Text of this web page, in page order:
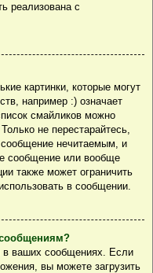
реализована с
картинки, которые могут
например :) означает
смайликов можно
не перестарайтесь,
сообщение нечитаемым, и
сообщение или вообще
также может ограничить
в сообщении.
ваших сообщениях. Если
вы можете загрузить